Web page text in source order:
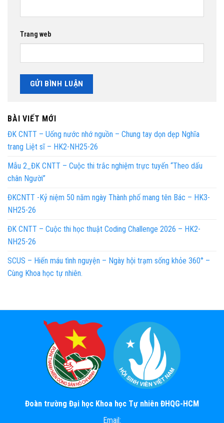
Trang web
BÀI VIẾT MỚI
ĐK CNTT – Uống nước nhớ nguồn – Chung tay dọn dẹp Nghĩa
trang Liệt sĩ – HK2-NH25-26
Mẫu 2_ĐK CNTT – Cuộc thi trắc nghiệm trực tuyến “Theo dấu
chân Người”
ĐKCNTT -Kỷ niệm 50 năm ngày Thành phố mang tên Bác – HK3-
NH25-26
ĐK CNTT – Cuộc thi học thuật Coding Challenge 2026 – HK2-
NH25-26
SCUS – Hiến máu tình nguyện – Ngày hội trạm sống khỏe 360° –
Cùng Khoa học tự nhiên.
Đoàn trường Đại học Khoa học Tự nhiên ĐHQG-HCM
Email: